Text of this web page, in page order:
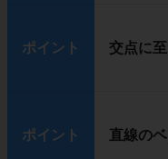
ポイント 交点に
ポイント 直線の